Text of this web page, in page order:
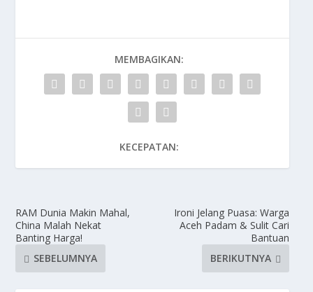
MEMBAGIKAN:
KECEPATAN:
RAM Dunia Makin Mahal,
China Malah Nekat
Banting Harga!
SEBELUMNYA
Ironi Jelang Puasa: Warga
Aceh Padam & Sulit Cari
Bantuan
BERIKUTNYA